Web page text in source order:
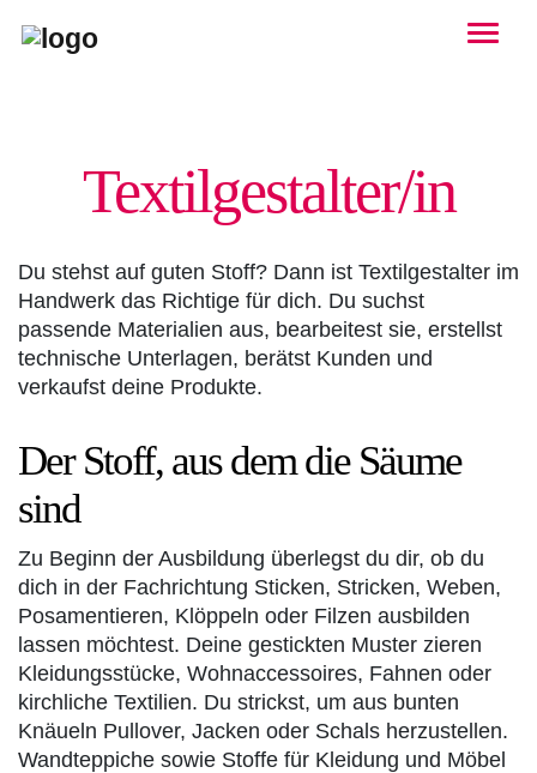
Textilgestalter/in
Du stehst auf guten Stoff? Dann ist Textilgestalter im
Handwerk das Richtige für dich. Du suchst
passende Materialien aus, bearbeitest sie, erstellst
technische Unterlagen, berätst Kunden und
verkaufst deine Produkte.
Der Stoff, aus dem die Säume
sind
Zu Beginn der Ausbildung überlegst du dir, ob du
dich in der Fachrichtung Sticken, Stricken, Weben,
Posamentieren, Klöppeln oder Filzen ausbilden
lassen möchtest. Deine gestickten Muster zieren
Kleidungsstücke, Wohnaccessoires, Fahnen oder
kirchliche Textilien. Du strickst, um aus bunten
Knäueln Pullover, Jacken oder Schals herzustellen.
Wandteppiche sowie Stoffe für Kleidung und Möbel